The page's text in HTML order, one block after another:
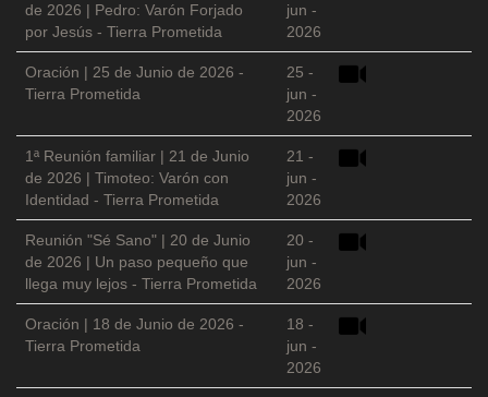
de 2026 | Pedro: Varón Forjado
por Jesús - Tierra Prometida
jun -
2026
Oración | 25 de Junio de 2026 -
Tierra Prometida
25 -
jun -
2026
1ª Reunión familiar | 21 de Junio
de 2026 | Timoteo: Varón con
Identidad - Tierra Prometida
21 -
jun -
2026
Reunión "Sé Sano" | 20 de Junio
de 2026 | Un paso pequeño que
llega muy lejos - Tierra Prometida
20 -
jun -
2026
Oración | 18 de Junio de 2026 -
Tierra Prometida
18 -
jun -
2026